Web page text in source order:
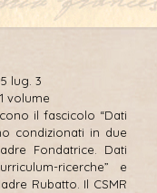
lug. 3
volume
il fascicolo “Dati
condizionati in due
Fondatrice. Dati
ricerche” e
Rubatto. Il CSMR